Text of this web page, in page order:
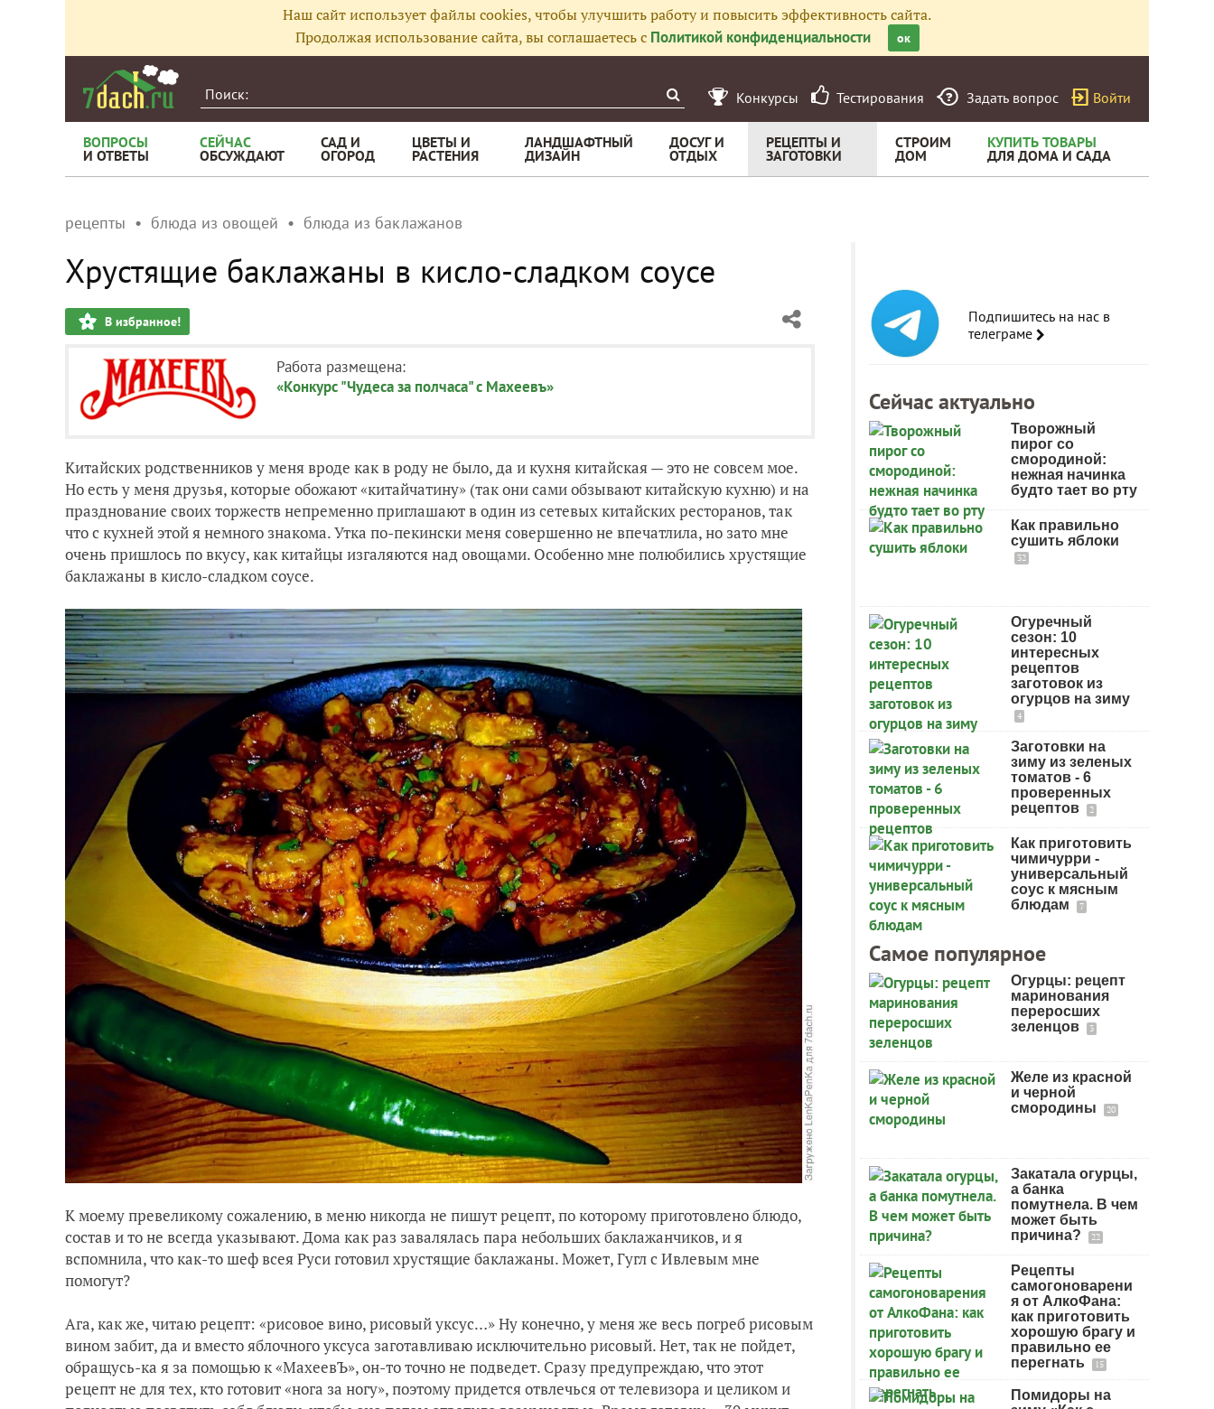
Наш сайт использует файлы cookies, чтобы улучшить работу и повысить эффективность сайта.
Продолжая использование сайта, вы соглашаетесь с Политикой конфиденциальности ок
Конкурсы Тестирования Задать вопрос Войти
ВОПРОСЫ
И ОТВЕТЫ
СЕЙЧАС
ОБСУЖДАЮТ
САД И
ОГОРОД
ЦВЕТЫ И
РАСТЕНИЯ
ЛАНДШАФТНЫЙ
ДИЗАЙН
ДОСУГ И
ОТДЫХ
РЕЦЕПТЫ И
ЗАГОТОВКИ
СТРОИМ
ДОМ
КУПИТЬ ТОВАРЫ
ДЛЯ ДОМА И САДА
рецепты блюда из овощей блюда из баклажанов
Хрустящие баклажаны в кисло-сладком соусе
В избранное!
Работа размещена:
«Конкурс "Чудеса за полчаса" с Махеевъ»
Китайских родственников у меня вроде как в роду не было, да и кухня китайская — это не совсем мое.
Но есть у меня друзья, которые обожают «китайчатину» (так они сами обзывают китайскую кухню) и на
празднование своих торжеств непременно приглашают в один из сетевых китайских ресторанов, так
что с кухней этой я немного знакома. Утка по-пекински меня совершенно не впечатлила, но зато мне
очень пришлось по вкусу, как китайцы изгаляются над овощами. Особенно мне полюбились хрустящие
баклажаны в кисло-сладком соусе.
К моему превеликому сожалению, в меню никогда не пишут рецепт, по которому приготовлено блюдо,
состав и то не всегда указывают. Дома как раз завалялась пара небольших баклажанчиков, и я
вспомнила, что как-то шеф всея Руси готовил хрустящие баклажаны. Может, Гугл с Ивлевым мне
помогут?
Ага, как же, читаю рецепт: «рисовое вино, рисовый уксус…» Ну конечно, у меня же весь погреб рисовым
вином забит, да и вместо яблочного уксуса заготавливаю исключительно рисовый. Нет, так не пойдет,
обращусь-ка я за помощью к «МахеевЪ», он-то точно не подведет. Сразу предупреждаю, что этот
рецепт не для тех, кто готовит «нога за ногу», поэтому придется отвлечься от телевизора и целиком и
Подпишитесь на нас в
телеграме
Сейчас актуально
Творожный
пирог со
смородиной:
нежная начинка
будто тает во рту
Как правильно
сушить яблоки
32
Огуречный
сезон: 10
интересных
рецептов
заготовок из
огурцов на зиму
4
Заготовки на
зиму из зеленых
томатов - 6
проверенных
рецептов
2
Как приготовить
чимичурри -
универсальный
соус к мясным
блюдам
7
Самое популярное
Огурцы: рецепт
маринования
переросших
зеленцов
3
Желе из красной
и черной
смородины
20
Закатала огурцы,
а банка
помутнела. В чем
может быть
причина?
22
Рецепты
самогоноварени
я от АлкоФана:
как приготовить
хорошую брагу и
правильно ее
перегнать
15
Помидоры на